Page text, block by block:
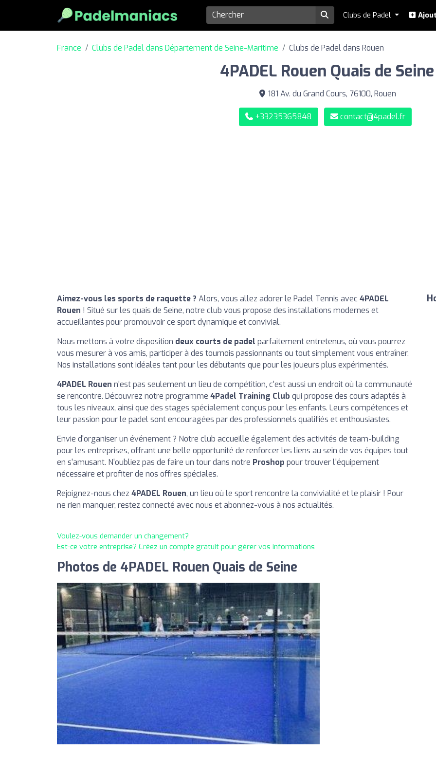
Clubs de Padel
France Clubs de Padel dans Département de Seine-Maritime Clubs de Padel dans Rouen
4PADEL Rouen Quais de Seine
181 Av. du Grand Cours, 76100, Rouen
+33235365848 contact@4padel.fr
Aimez-vous les sports de raquette ? Alors, vous allez adorer le Padel Tennis avec4PADEL
Rouen ! Situé sur les quais de Seine, notre club vous propose des installations modernes et
accueillantes pour promouvoir ce sport dynamique et convivial.
Nous mettons à votre disposition deux courts de padel parfaitement entretenus, où vous pourrez
vous mesurer à vos amis, participer à des tournois passionnants ou tout simplement vous entraîner.
Nos installations sont idéales tant pour les débutants que pour les joueurs plus expérimentés.
4PADEL Rouen n'est pas seulement un lieu de compétition, c'est aussi un endroit où la communauté
se rencontre. Découvrez notre programme 4Padel Training Club qui propose des cours adaptés à
tous les niveaux, ainsi que des stages spécialement conçus pour les enfants. Leurs compétences et
leur passion pour le padel sont encouragées par des professionnels qualifiés et enthousiastes.
Envie d'organiser un événement ? Notre club accueille également des activités de team-building
pour les entreprises, offrant une belle opportunité de renforcer les liens au sein de vos équipes tout
en s'amusant. N'oubliez pas de faire un tour dans notre Proshop pour trouver l'équipement
nécessaire et profiter de nos offres spéciales.
Rejoignez-nous chez 4PADEL Rouen, un lieu où le sport rencontre la convivialité et le plaisir ! Pour
ne rien manquer, restez connecté avec nous et abonnez-vous à nos actualités.
Voulez-vous demander un changement?
Est-ce votre entreprise? Créez un compte gratuit pour gérer vos informations
Photos de 4PADEL Rouen Quais de Seine